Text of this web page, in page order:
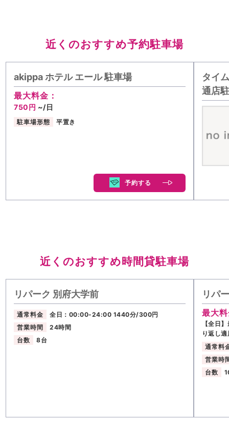
近くのおすすめ予約駐車場
akippa ホテル エール 駐車場
最大料金：
750円 ~/日
駐車場形態 平置き
予約する
タイ
通店
近くのおすすめ時間貸駐車場
リパーク 別府大学前
通常料金
全日：00:00-24:00 1440分/300円
営業時間
24時間
台数
8台
リパ
最大
【全日
り返し
通常料
営業時
台数